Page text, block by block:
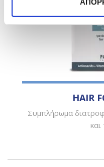
HAIR
Συμπλήρωμα